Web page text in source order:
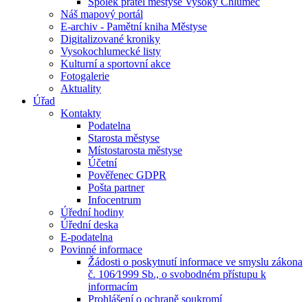
Náš mapový portál
E-archiv - Pamětní kniha Městyse
Digitalizované kroniky
Vysokochlumecké listy
Kulturní a sportovní akce
Fotogalerie
Aktuality
Úřad
Kontakty
Podatelna
Starosta městyse
Místostarosta městyse
Účetní
Pověřenec GDPR
Pošta partner
Infocentrum
Úřední hodiny
Úřední deska
E-podatelna
Povinné informace
Žádosti o poskytnutí informace ve smyslu zákona
č. 106⁄1999 Sb., o svobodném přístupu k
informacím
Prohlášení o ochraně soukromí